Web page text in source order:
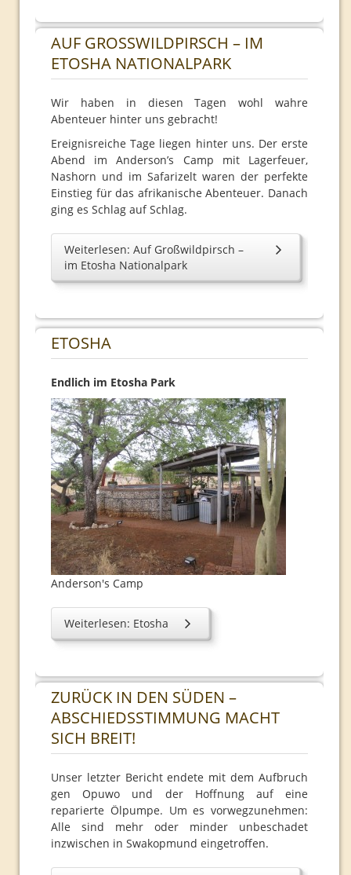
AUF GROSSWILDPIRSCH – IM E
TOSHA NATIONALPARK
Wir haben in diesen Tagen wohl wahre
Abenteuer hinter uns gebracht!
Ereignisreiche Tage liegen hinter uns. Der erste
Abend im Anderson’s Camp mit Lagerfeuer,
Nashorn und im Safarizelt waren der perfekte
Einstieg für das afrikanische Abenteuer. Danach
ging es Schlag auf Schlag.
Weiterlesen: Auf Großwildpirsch –
im Etosha Nationalpark
ETOSHA
Endlich im Etosha Park
Anderson's Camp
Weiterlesen: Etosha
ZURÜCK IN DEN SÜDEN –
ABSCHIEDSSTIMMUNG MACHT
SICH BREIT!
Unser letzter Bericht endete mit dem Aufbruch
gen Opuwo und der Hoffnung auf eine
reparierte Ölpumpe. Um es vorwegzunehmen:
Alle sind mehr oder minder unbeschadet
inzwischen in Swakopmund eingetroffen.